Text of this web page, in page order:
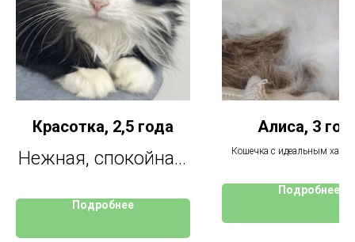
Красотка, 2,5 года
Нежная, спокойная,
кошечка, не
Подробнее
Алиса, 3
Кошечка с идеальным
Подробнее